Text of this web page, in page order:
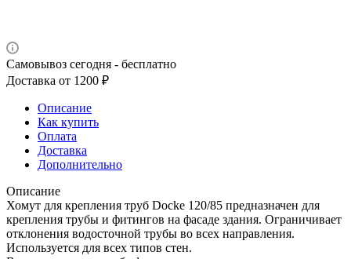
Самовывоз сегодня - бесплатно
Доставка от 1200 ₽
Описание
Как купить
Оплата
Доставка
Дополнительно
Описание
Хомут для крепления труб Docke 120/85 предназначен для
крепления трубы и фитингов на фасаде здания. Ограничивает
отклонения водосточной трубы во всех направления.
Используется для всех типов стен.